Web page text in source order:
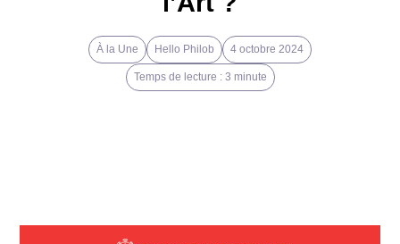
À la Une Hello Philob 4 octobre 2024
Temps de lecture : 3 minute